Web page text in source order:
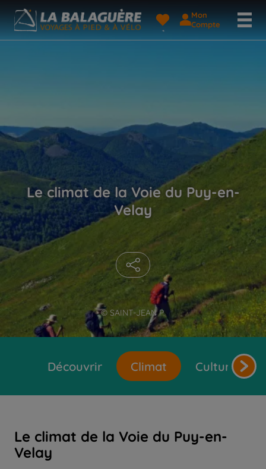
Mon
Compte
© SAINT-JEAN P.
Le climat de la Voie du Puy-en-
Velay
Découvrir Climat Cultures et
Le climat de la Voie du Puy-en-
Velay